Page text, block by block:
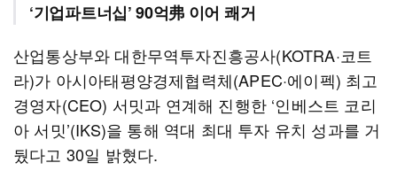
‘기업파트너십’ 90억弗 이어 쾌거
산업통상부와 대한무역투자진흥공사(KOTRA·코트
라)가 아시아태평양경제협력체(APEC·에이펙) 최고
경영자(CEO) 서밋과 연계해 진행한 ‘인베스트 코리
아 서밋’(IKS)을 통해 역대 최대 투자 유치 성과를 거
뒀다고 30일 밝혔다.